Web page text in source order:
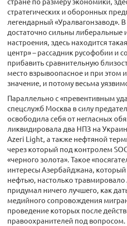
стратегических и оборонных
легендарный «Уралвагонзавод».
достаточно сильны либеральные
настроения, здесь находится
центр» – рассадник русофобии и
прибавить сравнительную
место взрывоопасное и при этом
значение, и потому весьма
Параллельно с «превентивным
спецслужб Москва в силу
освободила себя от негласных
ликвидировала два НПЗ на
Azeri Light, а также нефтяной
через который под контролем
«черного золота». Такое
интересы Азербайджана,
нефтью, настолько травмировало
придумал ничего лучшего, как
медийного сопровождения
проведение которых после
правоохранителей под вопросом.